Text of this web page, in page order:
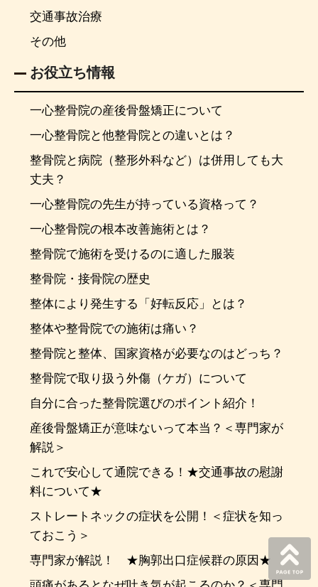
交通事故治療
その他
お役立ち情報
一心整骨院の産後骨盤矯正について
一心整骨院と他整骨院との違いとは？
整骨院と病院（整形外科など）は併用しても大
丈夫？
一心整骨院の先生が持っている資格って？
一心整骨院の根本改善施術とは？
整骨院で施術を受けるのに適した服装
整骨院・接骨院の歴史
整体により発生する「好転反応」とは？
整体や整骨院での施術は痛い？
整骨院と整体、国家資格が必要なのはどっち？
整骨院で取り扱う外傷（ケガ）について
自分に合った整骨院選びのポイント紹介！
産後骨盤矯正が意味ないって本当？＜専門家が
解説＞
これで安心して通院できる！★交通事故の慰謝
料について★
ストレートネックの症状を公開！＜症状を知っ
ておこう＞
専門家が解説！ ★胸郭出口症候群の原因★